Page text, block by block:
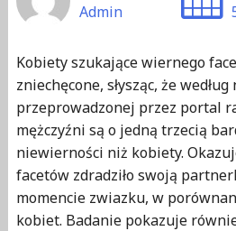
Admin
Kobiety szukające wiernego
zniechęcone, słysząc, że
przeprowadzonej przez portal
mężczyźni są o jedną trzecią
niewierności niż kobiety.
facetów zdradziło swoją
momencie zwiazku, w
kobiet. Badanie pokazuje